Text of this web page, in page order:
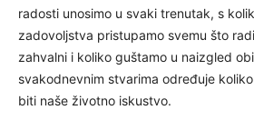
radosti unosimo u svaki trenutak, s
zadovoljstva pristupamo svemu što
zahvalni i koliko guštamo u naizgled
svakodnevnim stvarima određuje
biti naše životno iskustvo.